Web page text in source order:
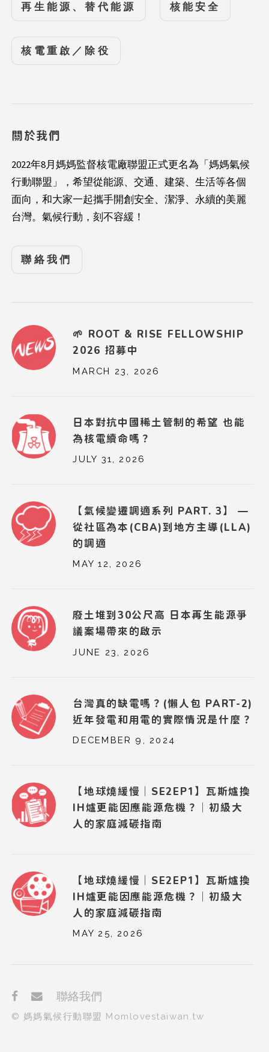
再生能源、替代能源 核能安全
核電重啟／除役
關於我們
2022年8月媽媽監督核電廠聯盟正式更名為「媽媽氣候
行動聯盟」，希望從能源、交通、建築、生活等各個
面向，和大家一起攜手開創安全、潔淨、永續的美麗
台灣。氣候行動，刻不容緩！
聯絡我們
🌱 ROOT & RISE FELLOWSHIP
2026 招募中
MARCH 23, 2026
日本對抗中國稀土管制的希望 也能
為核電續命嗎？
JULY 31, 2026
【氣候變遷調適系列 PART. 3】 —
從社區為本(CBA)到地方主導(LLA)
的調適
MAY 12, 2026
廢土堆到30公尺高 日本再生能源爭
議案場帶來的啟示
JUNE 23, 2026
台灣真的缺電嗎？(懶人包 PART-2)
近年發電和用電的實際情況是什麼？
DECEMBER 9, 2024
【地球燒緩慢｜SE2EP1】瓦斯爐換
IH爐更能因應能源危機？｜初級大
人的家庭減碳指南
【地球燒緩慢｜SE2EP1】瓦斯爐換
IH爐更能因應能源危機？｜初級大
人的家庭減碳指南
MAY 25, 2026
聯絡我們
© 媽媽氣候行動聯盟 Momlovestaiwan.tw